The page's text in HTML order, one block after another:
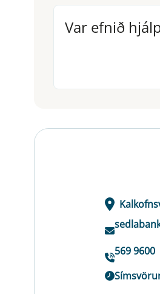
Var efnið
Var efnið
569 9600